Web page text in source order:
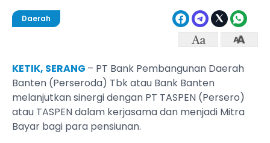
Daerah
KETIK, SERANG – PT Bank Pembangunan Daerah
Banten (Perseroda) Tbk atau Bank Banten
melanjutkan sinergi dengan PT TASPEN (Persero)
atau TASPEN dalam kerjasama dan menjadi Mitra
Bayar bagi para pensiunan.